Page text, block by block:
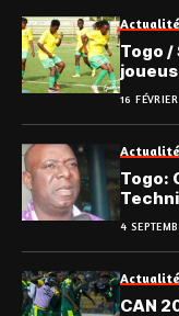
Actualité
Togo /
16
Actualité
Togo:
4
Actualité
CAN